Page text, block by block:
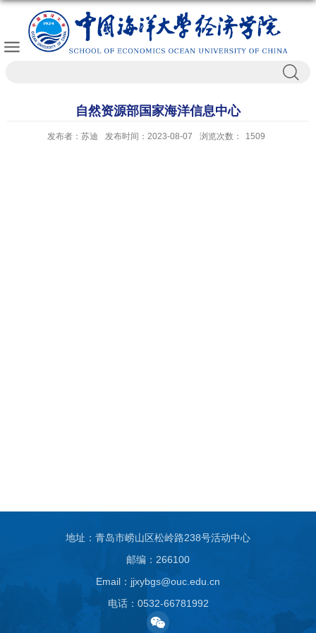
自然资源部国家海洋信息中心
发布者：苏迪 发布时间：2023-08-07 浏览次数： 1509
地址：青岛市崂山区松岭路238号活动中心
邮编：266100
Email：jjxybgs@ouc.edu.cn
电话：0532-66781992